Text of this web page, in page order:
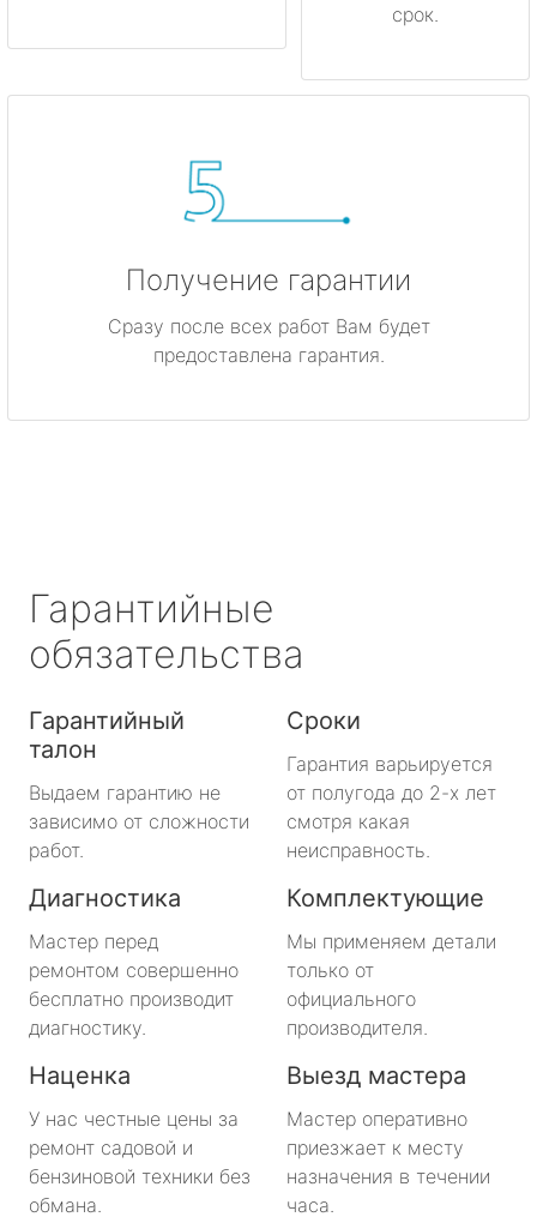
срок.
Получение гарантии
Сразу после всех работ Вам будет
предоставлена гарантия.
Гарантийные
обязательства
Гарантийный
талон
Выдаем гарантию не
зависимо от сложности
работ.
Сроки
Гарантия варьируется
от полугода до 2-х лет
смотря какая
неисправность.
Диагностика
Мастер перед
ремонтом совершенно
бесплатно производит
диагностику.
Комплектующие
Мы применяем детали
только от
официального
производителя.
Наценка
У нас честные цены за
ремонт садовой и
бензиновой техники без
обмана.
Выезд мастера
Мастер оперативно
приезжает к месту
назначения в течении
часа.